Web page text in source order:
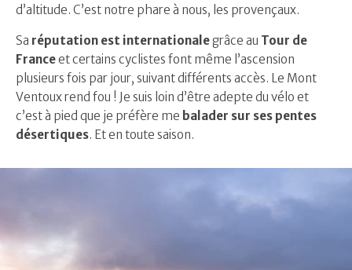
d’altitude. C’est notre phare à nous, les provençaux.
Sa réputation est internationalegrâce au Tour de
Franceet certains cyclistes font même l’ascension
plusieurs fois par jour, suivant différents accès. Le Mont
Ventoux rend fou ! Je suis loin d’être adepte du vélo et
c’est à pied que je préfère me balader sur ses pentes
désertiques. Et en toute saison.